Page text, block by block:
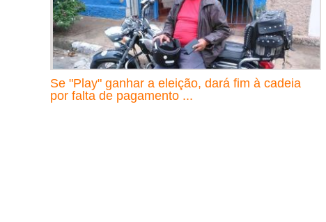
Se "Play" ganhar a eleição, dará fim à cadeia
por falta de pagamento ...